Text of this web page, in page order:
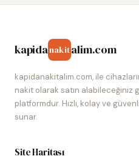
kapidanakitalim.com
kapidanakitalim.com, ile
nakit olarak satın alabileceğiniz
platformdur. Hızlı, kolay ve
sunar.
Site Haritası